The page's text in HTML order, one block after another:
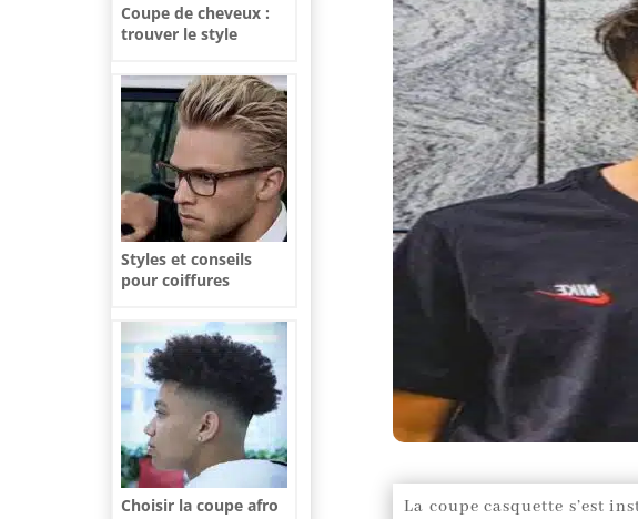
Coupe de cheveux :
trouver le style
la forme de votre
visage
Styles et conseils
pour coiffures
modernes
Choisir la coupe afro
La coupe casquette s’est